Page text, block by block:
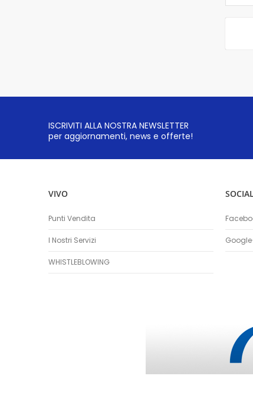
ISCRIVITI ALLA NOSTRA NEWSLETTER
per aggiornamenti, news e offerte!
VIVO
Punti Vendita
I Nostri Servizi
WHISTLEBLOWING